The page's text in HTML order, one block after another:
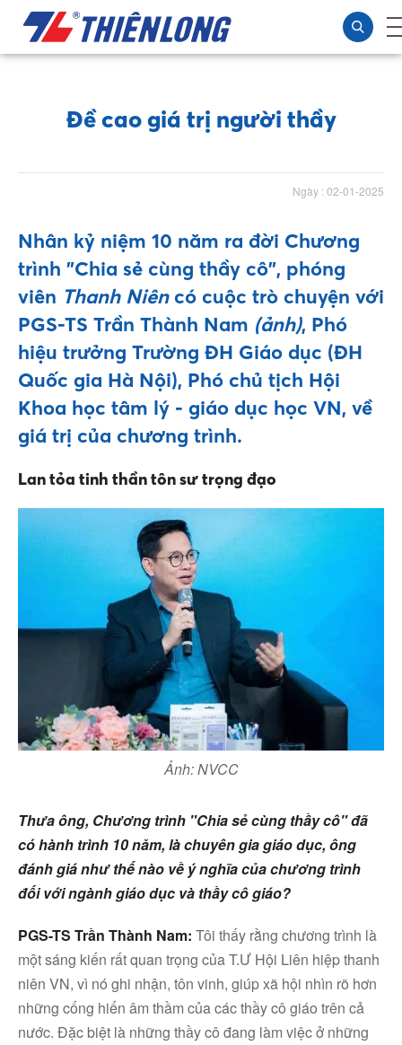
Đề cao giá trị người thầy
Ngày : 02-01-2025
Nhân kỷ niệm 10 năm ra đời Chương
trình "Chia sẻ cùng thầy cô", phóng
viên Thanh Niêncó cuộc trò chuyện với
PGS-TS Trần Thành Nam (ảnh), Phó
hiệu trưởng Trường ĐH Giáo dục (ĐH
Quốc gia Hà Nội), Phó chủ tịch Hội
Khoa học tâm lý - giáo dục học VN, về
giá trị của chương trình.
Lan tỏa tinh thần tôn sư trọng đạo
Ảnh: NVCC
Thưa ông, Chương trình "Chia sẻ cùng thầy cô" đã
có hành trình 10 năm, là chuyên gia giáo dục, ông
đánh giá như thế nào về ý nghĩa của chương trình
đối với ngành giáo dục và thầy cô giáo?
PGS-TS Trần Thành Nam: Tôi thấy rằng chương trình là
một sáng kiến rất quan trọng của T.Ư Hội Liên hiệp thanh
niên VN, vì nó ghi nhận, tôn vinh, giúp xã hội nhìn rõ hơn
những cống hiến âm thầm của các thầy cô giáo trên cả
nước. Đặc biệt là những thầy cô đang làm việc ở những